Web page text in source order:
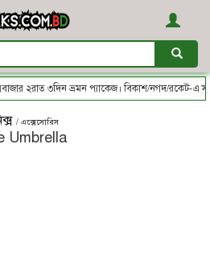
৩দিন ভ্রমন প্যাকেজ। বিকাশ/নগদ/রকেট-এ
/ এক্সেসোরিস
Umbrella